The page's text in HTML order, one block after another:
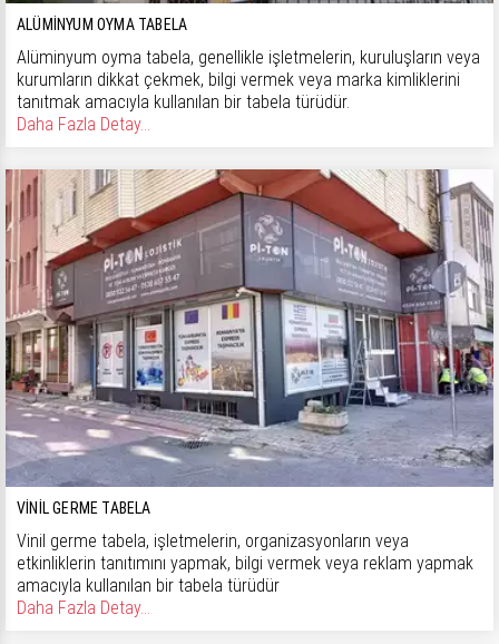
ALÜMINYUM OYMA TABELA
Alüminyum oyma tabela, genellikle işletmelerin, kuruluşların veya
kurumların dikkat çekmek, bilgi vermek veya marka kimliklerini
tanıtmak amacıyla kullanılan bir tabela türüdür.
Daha Fazla Detay...
VINIL GERME TABELA
Vinil germe tabela, işletmelerin, organizasyonların veya
etkinliklerin tanıtımını yapmak, bilgi vermek veya reklam yapmak
amacıyla kullanılan bir tabela türüdür
Daha Fazla Detay...